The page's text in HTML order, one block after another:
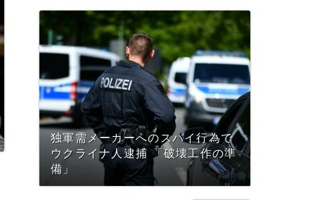
独軍需メーカーへのスパイ行為で
ウクライナ人逮捕 「破壊工作の準
備」